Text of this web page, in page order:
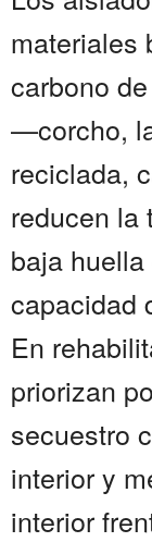
materiales
carbono
—corcho,
reciclada,
reducen la
baja
capacidad
En
priorizan
secuestro
interior y
interior